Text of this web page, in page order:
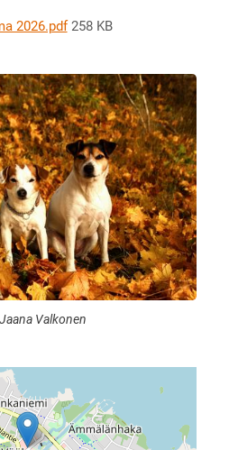
2026.pdf 258 KB
Valkonen